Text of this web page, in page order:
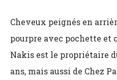
Cheveux peignés en
pourpre avec pochette et
Nakis est le propriétaire
ans, mais aussi de Chez